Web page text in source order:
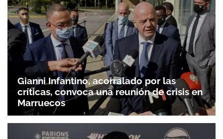
Gianni Infantino, acorralado por las
críticas, convoca una reunión de crisis en
Marruecos